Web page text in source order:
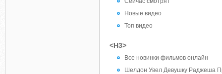
Новые видео
Топ видео
<H3>
Все новинки фильмов онлайн
Шелдон Увел Девушку Раджеша